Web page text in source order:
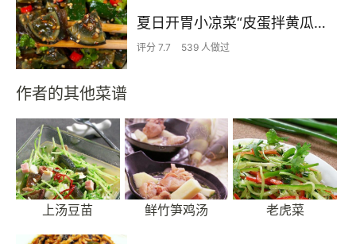
夏日开胃小凉菜“皮蛋拌黄瓜🥒”开胃减脂
评分 7.7 539 人做过
作者的其他菜谱
上汤豆苗 鲜竹笋鸡汤 老虎菜